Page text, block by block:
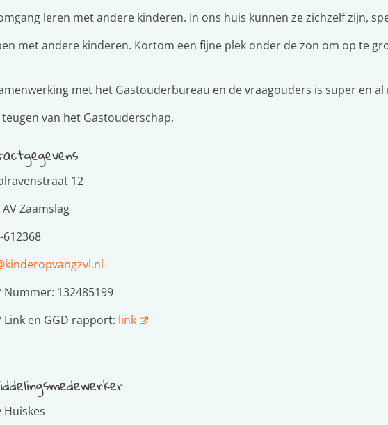
leren met andere kinderen. In ons huis kunnen ze zichzelf zijn,
met andere kinderen. Kortom een fijne plek onder de zon om op te
met het Gastouderbureau en de vraagouders is super en
teugen van het Gastouderschap.
12
Zaamslag
612368
Nummer: 132485199
Link en GGD rapport: link
Huiskes